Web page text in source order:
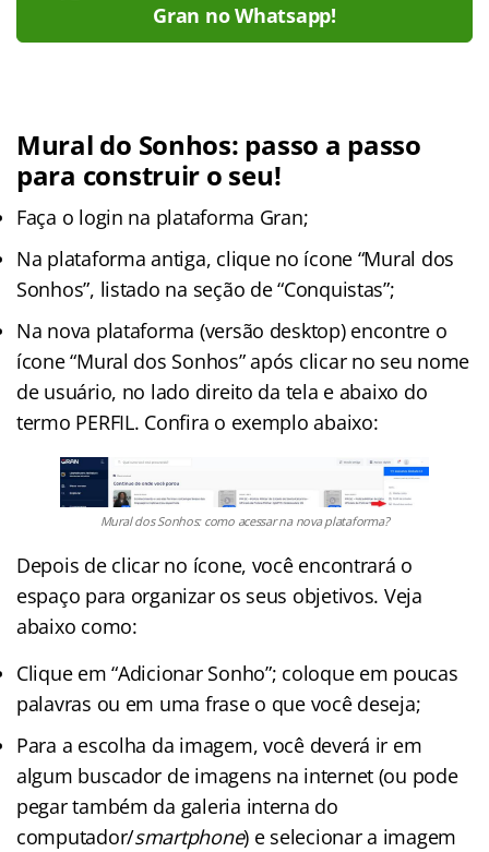
Gran no Whatsapp!
Mural do Sonhos: passo a passo
para construir o seu!
Faça o login na plataforma Gran;
Na plataforma antiga, clique no ícone “Mural dos
Sonhos”, listado na seção de “Conquistas”;
Na nova plataforma (versão desktop) encontre o
ícone “Mural dos Sonhos” após clicar no seu nome
de usuário, no lado direito da tela e abaixo do
termo PERFIL. Confira o exemplo abaixo:
Mural dos Sonhos: como acessar na nova plataforma?
Depois de clicar no ícone, você encontrará o
espaço para organizar os seus objetivos. Veja
abaixo como:
Clique em “Adicionar Sonho”; coloque em poucas
palavras ou em uma frase o que você deseja;
Para a escolha da imagem, você deverá ir em
algum buscador de imagens na internet (ou pode
pegar também da galeria interna do
computador/smartphone) e selecionar a imagem